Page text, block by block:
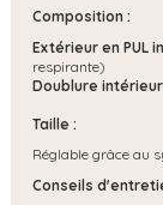
Composition :
Extérieur en PUL
respirante)
Doublure
Taille :
Réglable grâce au
Conseils